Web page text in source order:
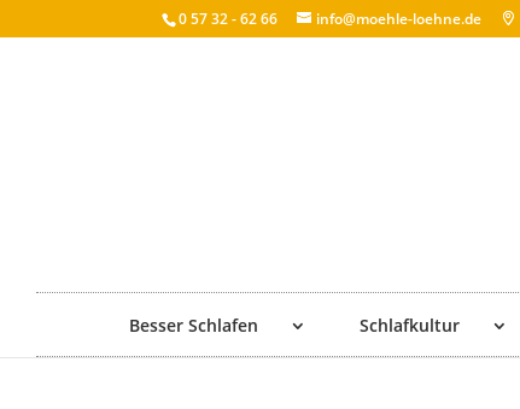
0 57 32 - 62 66 info@moehle-loehne.de
Besser Schlafen Schlafkultur